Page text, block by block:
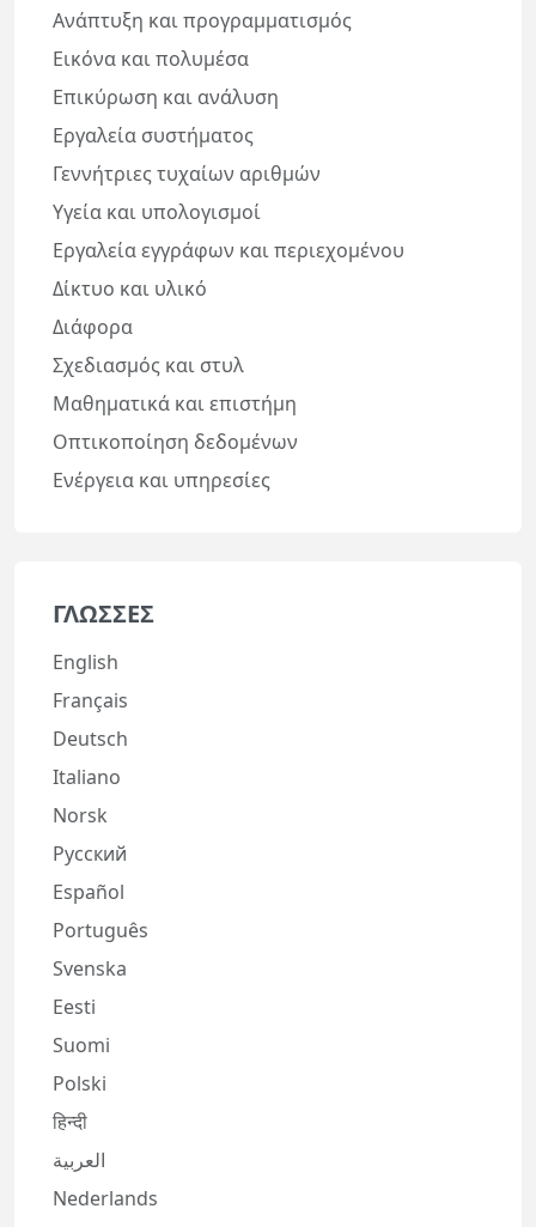
Ανάπτυξη και προγραμματισμός
Εικόνα και πολυμέσα
Επικύρωση και ανάλυση
Εργαλεία συστήματος
Γεννήτριες τυχαίων αριθμών
Υγεία και υπολογισμοί
Εργαλεία εγγράφων και περιεχομένου
Δίκτυο και υλικό
Διάφορα
Σχεδιασμός και στυλ
Μαθηματικά και επιστήμη
Οπτικοποίηση δεδομένων
Ενέργεια και υπηρεσίες
ΓΛΏΣΣΕΣ
English
Français
Deutsch
Italiano
Norsk
Русский
Español
Português
Svenska
Eesti
Suomi
Polski
हिन्दी
العربية
Nederlands